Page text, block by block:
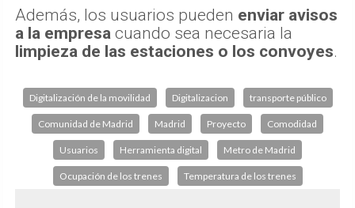
Además, los usuarios pueden enviar avisos
a la empresa cuando sea necesaria la
limpieza de las estaciones o los convoyes.
Digitalización de la movilidad Digitalizacion transporte público
Comunidad de Madrid Madrid Proyecto Comodidad
Usuarios Herramienta digital Metro de Madrid
Ocupación de los trenes Temperatura de los trenes